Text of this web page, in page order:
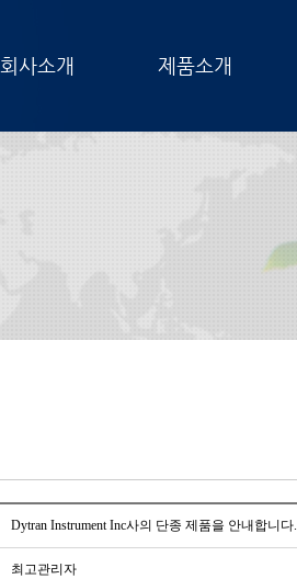
회사소개 제품소개
Dytran Instrument Inc사의 단종 제품을 안내합니다.
최고관리자